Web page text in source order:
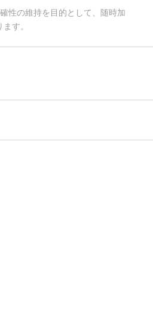
性の維持を目的として、随時加
す。